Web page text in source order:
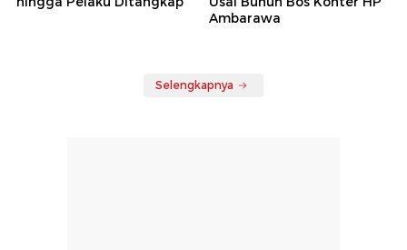
Ambarawa
Selengkapnya